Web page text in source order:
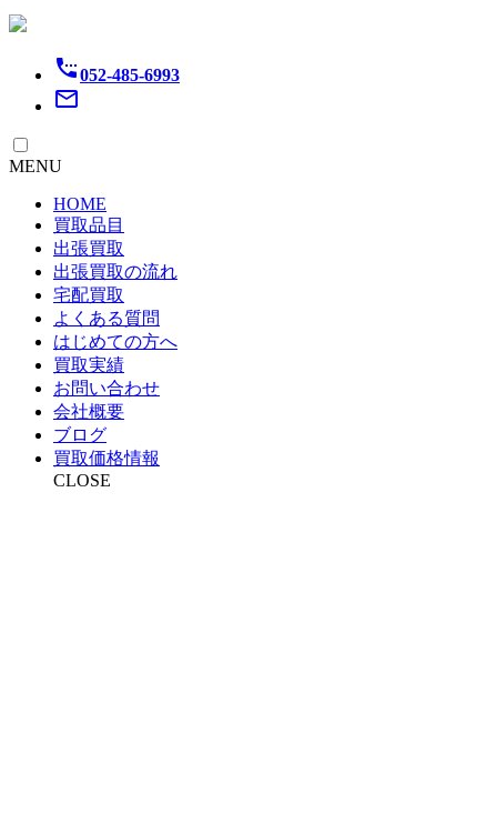
settings_phone052-485-6993
mail_outline
MENU
HOME
買取品目
出張買取
出張買取の流れ
宅配買取
よくある質問
はじめての方へ
買取実績
お問い合わせ
会社概要
ブログ
買取価格情報
CLOSE